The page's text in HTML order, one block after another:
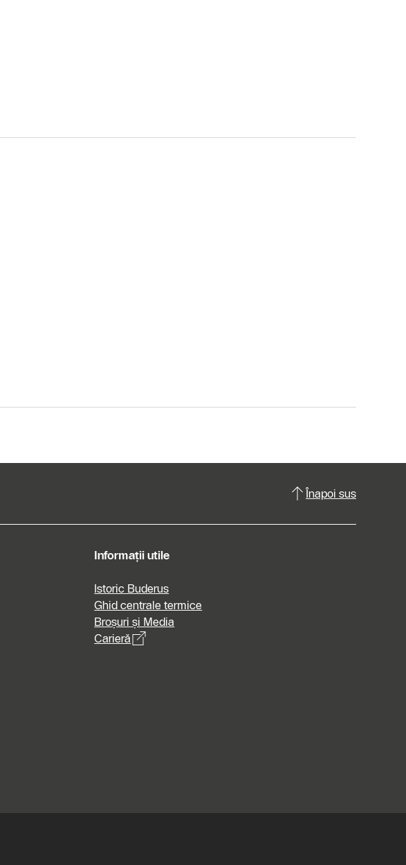
Înapoi sus
Informații utile
Istoric Buderus
Ghid centrale termice
Broșuri și Media
Carieră